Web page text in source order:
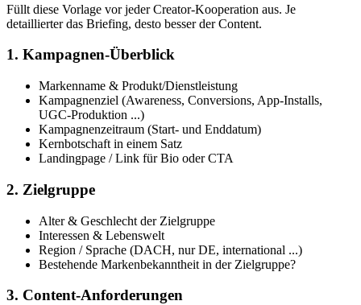
Füllt diese Vorlage vor jeder Creator-Kooperation aus. Je
detaillierter das Briefing, desto besser der Content.
1. Kampagnen-Überblick
Markenname & Produkt/Dienstleistung
Kampagnenziel (Awareness, Conversions, App-Installs,
UGC-Produktion ...)
Kampagnenzeitraum (Start- und Enddatum)
Kernbotschaft in einem Satz
Landingpage / Link für Bio oder CTA
2. Zielgruppe
Alter & Geschlecht der Zielgruppe
Interessen & Lebenswelt
Region / Sprache (DACH, nur DE, international ...)
Bestehende Markenbekanntheit in der Zielgruppe?
3. Content-Anforderungen